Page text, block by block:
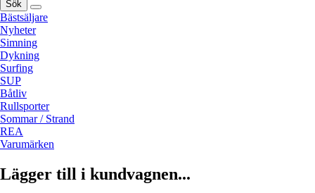
Sök
Bästsäljare
Nyheter
Simning
Dykning
Surfing
SUP
Båtliv
Rullsporter
Sommar / Strand
REA
Varumärken
Lägger till i kundvagnen...